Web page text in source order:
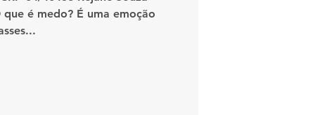
é medo? É uma emoção